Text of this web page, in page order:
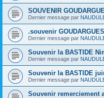
SOUVENIR
Dernier message par
.souvenir
Dernier message par
Souvenir la BASTIDE
Dernier message par
Souvenir la BASTIDE
Dernier message par
Souvenir remerciement